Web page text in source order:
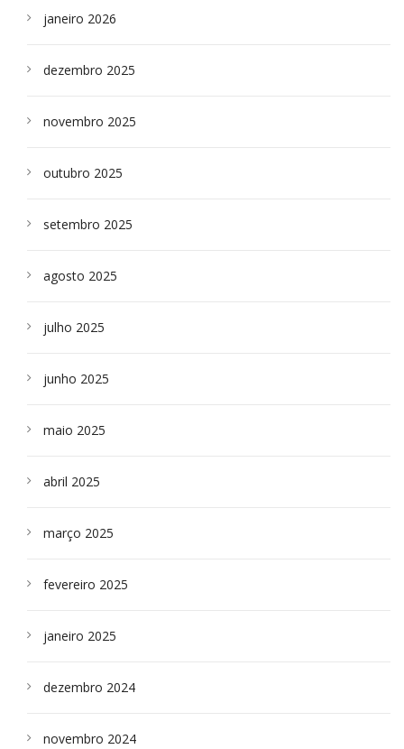
janeiro 2026
dezembro 2025
novembro 2025
outubro 2025
setembro 2025
agosto 2025
julho 2025
junho 2025
maio 2025
abril 2025
março 2025
fevereiro 2025
janeiro 2025
dezembro 2024
novembro 2024